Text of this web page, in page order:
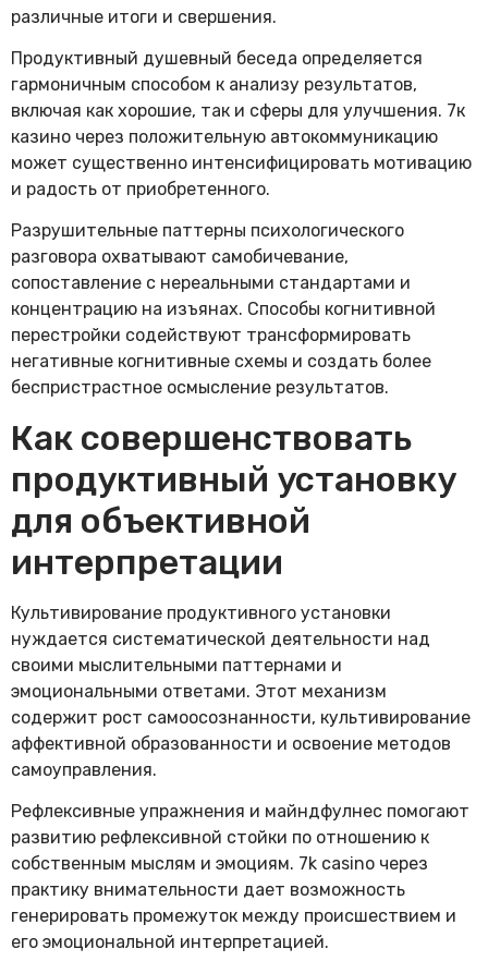
различные итоги и свершения.
Продуктивный душевный беседа определяется
гармоничным способом к анализу результатов,
включая как хорошие, так и сферы для улучшения. 7к
казино через положительную автокоммуникацию
может существенно интенсифицировать мотивацию
и радость от приобретенного.
Разрушительные паттерны психологического
разговора охватывают самобичевание,
сопоставление с нереальными стандартами и
концентрацию на изъянах. Способы когнитивной
перестройки содействуют трансформировать
негативные когнитивные схемы и создать более
беспристрастное осмысление результатов.
Как совершенствовать
продуктивный установку
для объективной
интерпретации
Культивирование продуктивного установки
нуждается систематической деятельности над
своими мыслительными паттернами и
эмоциональными ответами. Этот механизм
содержит рост самоосознанности, культивирование
аффективной образованности и освоение методов
самоуправления.
Рефлексивные упражнения и майндфулнес помогают
развитию рефлексивной стойки по отношению к
собственным мыслям и эмоциям. 7k casino через
практику внимательности дает возможность
генерировать промежуток между происшествием и
его эмоциональной интерпретацией.